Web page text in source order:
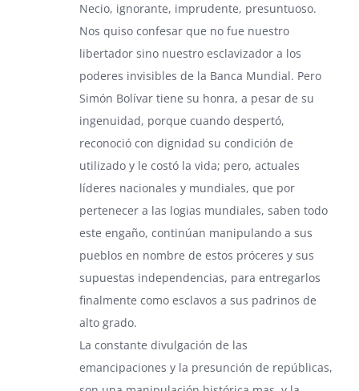
Necio, ignorante, imprudente, presuntuoso.
Nos quiso confesar que no fue nuestro
libertador sino nuestro esclavizador a los
poderes invisibles de la Banca Mundial. Pero
Simón Bolívar tiene su honra, a pesar de su
ingenuidad, porque cuando despertó,
reconoció con dignidad su condición de
utilizado y le costó la vida; pero, actuales
líderes nacionales y mundiales, que por
pertenecer a las logias mundiales, saben todo
este engaño, continúan manipulando a sus
pueblos en nombre de estos próceres y sus
supuestas independencias, para entregarlos
finalmente como esclavos a sus padrinos de
alto grado.
La constante divulgación de las
emancipaciones y la presunción de repúblicas,